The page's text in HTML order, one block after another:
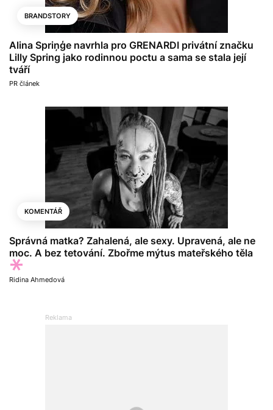
BRANDSTORY
Alina Spriņģe navrhla pro GRENARDI privátní značku
Lilly Spring jako rodinnou poctu a sama se stala její
tváří
PR článek
KOMENTÁŘ
Správná matka? Zahalená, ale sexy. Upravená, ale ne
moc. A bez tetování. Zbořme mýtus mateřského těla
Ridina Ahmedová